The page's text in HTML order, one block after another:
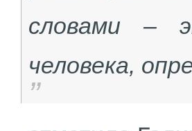
словами –
человека,